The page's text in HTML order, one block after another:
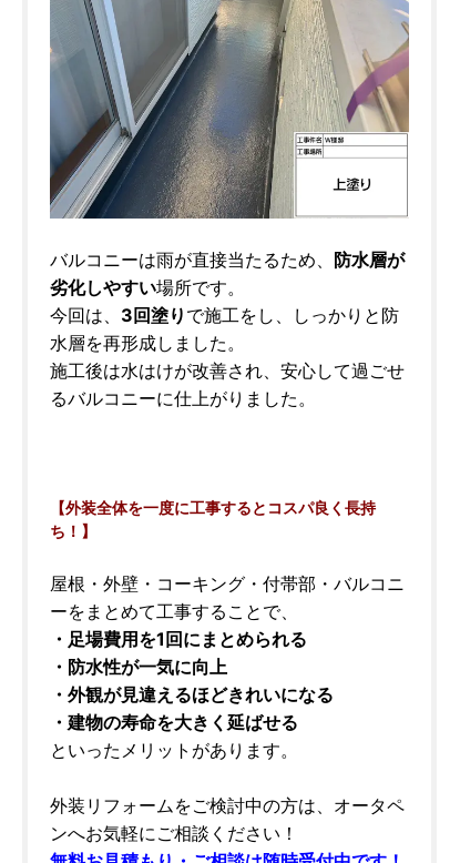
バルコニーは雨が直接当たるため、 防水層が
劣化しやすい場所です。
今回は、 3回塗り で施工をし、しっかりと防
水層を再形成しました。
施工後は水はけが改善され、安心して過ごせ
るバルコニーに仕上がりました。
【外装全体を一度に工事するとコスパ良く長持
ち！】
屋根・外壁・コーキング・付帯部・バルコニ
ーをまとめて工事することで、
・足場費用を1回にまとめられる
・防水性が一気に向上
・外観が見違えるほどきれいになる
・建物の寿命を大きく延ばせる
といったメリットがあります。
外装リフォームをご検討中の方は、オータペ
ンへお気軽にご相談ください！